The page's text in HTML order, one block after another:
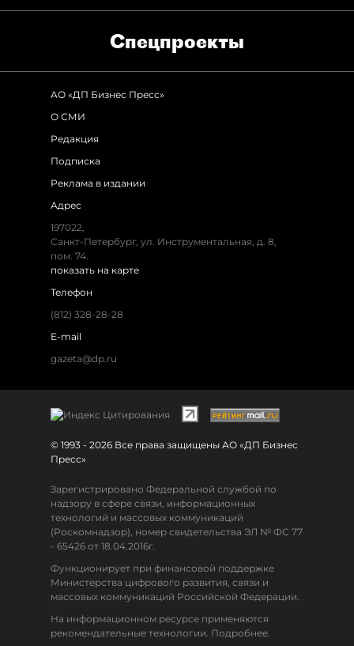
Спец­проекты
АО «ДП Бизнес Пресс»
О СМИ
Редакция
Подписка
Реклама в издании
Адрес
197022,
Санкт-Петербург, ул. Инструментальная, д. 8,
пом. 74.
показать на карте
Телефон
(812) 328-28-28
E-mail
gazeta@dp.ru
© 1993 - 2026 Все права защищены АО «ДП Бизнес
Пресс»
Зарегистрировано Федеральной службой по
надзору в сфере связи, информационных
технологий и массовых коммуникаций
(Роскомнадзор), номер свидетельства ЭЛ № ФС 77
- 65426 от 18.04.2016г.
Функционирует при финансовой поддержке
Министерства цифрового развития, связи и
массовых коммуникаций Российской Федерации.
На информационном ресурсе применяются
рекомендательные технологии. Подробнее.